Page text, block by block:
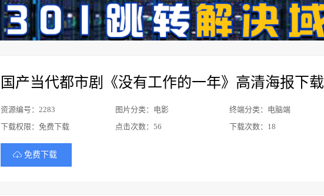
国产当代都市剧《没有工作的一年》高清海报下载
资源编号：2283 图片分类：电影
终端分类：电脑端
下载权限：免费下载
点击次数： 56 下载次数： 18
免费下载